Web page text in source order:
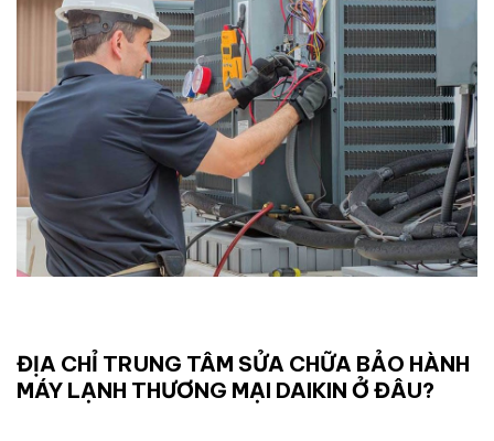
ĐỊA CHỈ TRUNG TÂM SỬA CHỮA BẢO HÀNH
MÁY LẠNH THƯƠNG MẠI DAIKIN Ở ĐÂU?